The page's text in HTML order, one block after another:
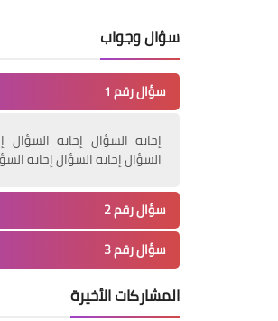
مقالات
( بينا كتير )
مقالات
أسعار الذهب في
اليوم الاحد 23 يناير 2022
سؤال وجواب
سؤال رقم 1
إجابة السؤال إجابة السؤال
السؤال إجابة السؤال إجابة
سؤال رقم 2
سؤال رقم 3
المشاركات الأخيرة